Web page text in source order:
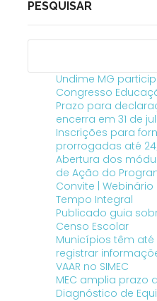
PESQUISAR
Undime MG
Congresso
Prazo para
encerra em 31 de
Inscrições para
prorrogadas até
Abertura dos
de Ação do
Convite |
Tempo Integral
Publicado guia
Censo Escolar
Municípios têm
registrar
VAAR no SIMEC
MEC amplia prazo
Diagnóstico de